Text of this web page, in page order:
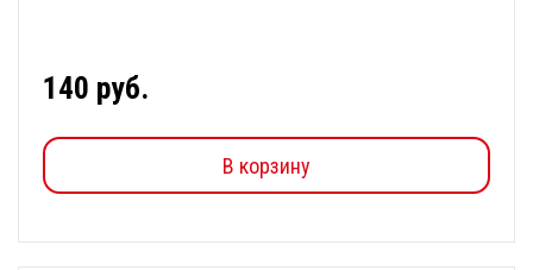
140 руб.
В корзину